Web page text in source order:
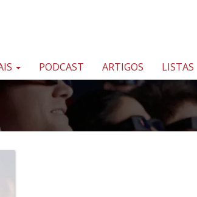
PODCAST ARTIGOS LISTAS